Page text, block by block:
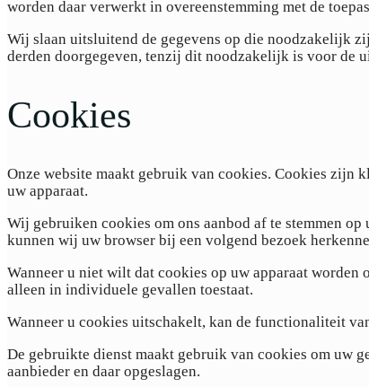
worden daar verwerkt in overeenstemming met de
Wij slaan uitsluitend de gegevens op die noodzakelijk
derden doorgegeven, tenzij dit noodzakelijk is voor
Cookies
Onze website maakt gebruik van cookies. Cookies zijn
uw apparaat.
Wij gebruiken cookies om ons aanbod af te stemmen
kunnen wij uw browser bij een volgend bezoek
Wanneer u niet wilt dat cookies op uw apparaat
alleen in individuele gevallen toestaat.
Wanneer u cookies uitschakelt, kan de functionaliteit
De gebruikte dienst maakt gebruik van cookies om uw
aanbieder en daar opgeslagen.